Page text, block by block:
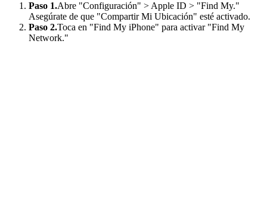
Paso 1.Abre "Configuración" > Apple ID > "Find My."
Asegúrate de que "Compartir Mi Ubicación" esté activado.
Paso 2.Toca en "Find My iPhone" para activar "Find My
Network."